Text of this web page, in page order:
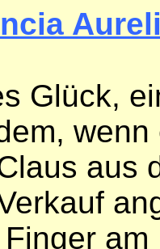
Glück,
aus